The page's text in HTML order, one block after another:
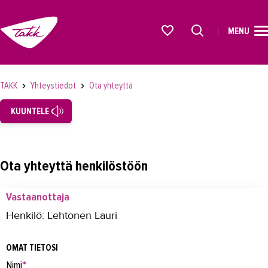
OPISKELIJAKSI
YRITYKSILLE
OMA TAKK
MENU
TAKK Yhteystiedot Ota yhteyttä
KUUNTELE
Ota yhteyttä henkilöstöön
Vastaanottaja
Henkilö: Lehtonen Lauri
OMAT TIETOSI
Nimi*